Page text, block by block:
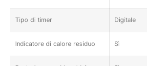
Tipo di timer Digitale
Indicatore di calore residuo Sì